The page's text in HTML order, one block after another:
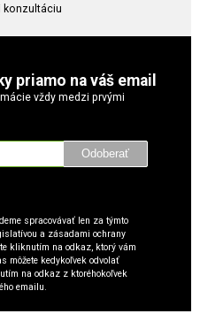
konzultáciu
priamo na váš email
vždy medzi prvými
Odoberať
spracovávať len za týmto
a zásadami ochrany
kliknutím na odkaz, ktorý vám
môžete kedykoľvek odvolať
na odkaz z ktoréhokoľvek
emailu.